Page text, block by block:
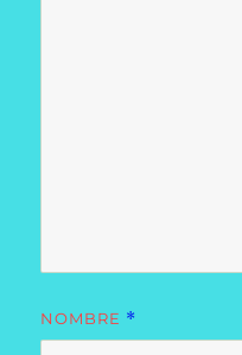
NOMBRE *